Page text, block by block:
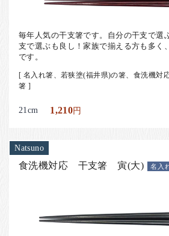
毎年人気の干支箸です。自分の干支で選
支で選ぶも良し！家族で揃える方も多く
です。
[ 名入れ箸、若狭塗(福井県)の箸、食洗機対
箸 ]
21cm 1,210円
Natsuno
食洗機対応 干支箸 寅(大) 名入